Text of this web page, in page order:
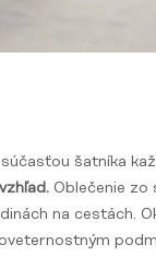
šatníka
Oblečenie zo
na cestách.